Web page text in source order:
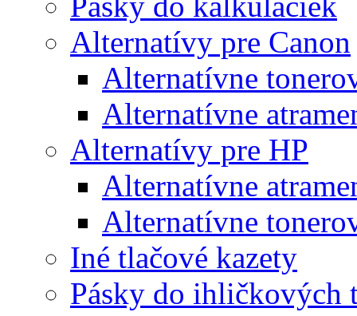
Alternatívy pre Canon
Alternatívne
Alternatívne
Alternatívy pre HP
Alternatívne
Alternatívne
Iné tlačové kazety
Pásky do ihličkových